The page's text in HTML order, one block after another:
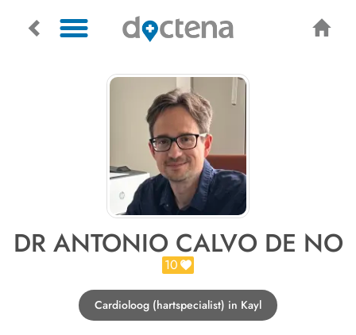
DR ANTONIO CALVO DE NO
10
Cardioloog (hartspecialist) in Kayl